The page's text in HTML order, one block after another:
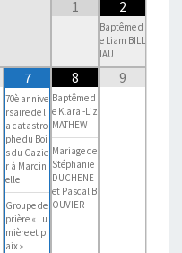
1
2
Baptême d
e Liam BILL
IAU
7
70è annive
rsaire de l
a catastro
phe du Boi
s du Cazie
r à Marcin
elle
Groupe de
prière « Lu
mière et p
aix »
8
Baptême d
e Klara -Liz
MATHEW
Mariage de
Stéphanie
DUCHENE
et Pascal B
OUVIER
9